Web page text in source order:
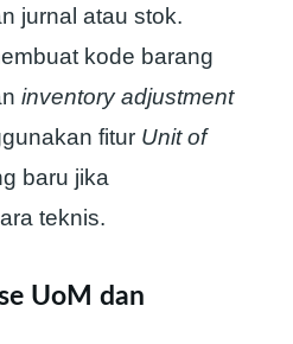
jurnal atau stok.
kode barang
inventory adjustment
fitur Unit of
baru jika
teknis.
UoM dan